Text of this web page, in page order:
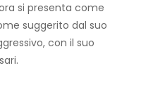
si presenta come
suggerito dal suo
con il suo